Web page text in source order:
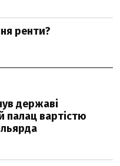
ренти?
державі
палац вартістю